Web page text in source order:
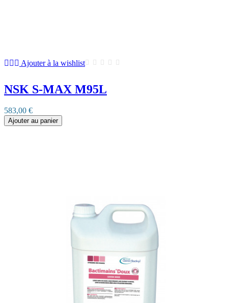
Ajouter à la wishlist
NSK S-MAX M95L
583,00 €
Ajouter au panier